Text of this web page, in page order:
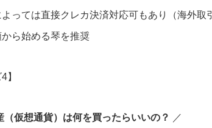
よっては直接クレカ決済対応可もあり（海外取
ら始める琴を推奨
】
（仮想通貨）は何を買ったらいいの？ ／